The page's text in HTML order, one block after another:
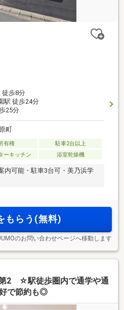
徒歩8分
駅 徒歩24分
25分
町
有権
駐車2台以上
ーキッチン 浴室乾燥機
内可能・駐車3台可・美乃浜学
もらう(無料)
のお問い合わせページへ移動します
2 ☆駅徒歩圏内で通学や通
で節約も◎